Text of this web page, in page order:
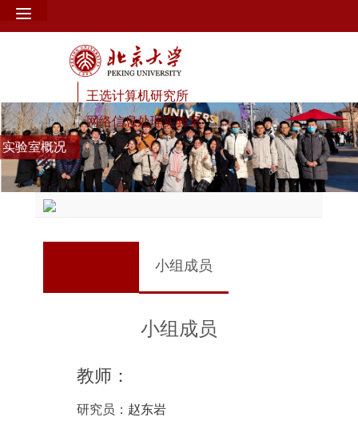
王选计算机研究所
网络信息处理实验室
实验室概况
小组成员
小组成员
教师：
研究员： 赵东岩